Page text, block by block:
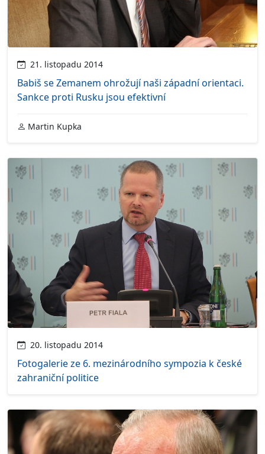
21. listopadu 2014
Babiš se Zemanem ohrožují naši západní orientaci.
Sankce proti Rusku jsou efektivní
Martin Kupka
20. listopadu 2014
Fotogalerie ze 6. mezinárodního sympozia k české
zahraniční politice